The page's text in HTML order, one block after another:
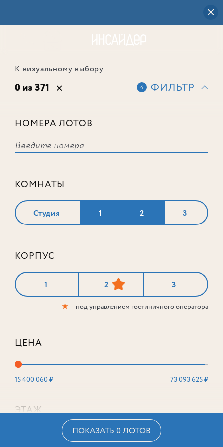
К визуальному выбору
0 из 371 4 ФИЛЬТР
НОМЕРА ЛОТОВ
КОМНАТЫ
Студия 1 2 3
КОРПУС
1 2 3
★— под управлением гостиничного оператора
ЦЕНА
15 400 060 ₽ 73 093 625 ₽
ЭТАЖ
ПОКАЗАТЬ 0 ЛОТОВ
соответствует ни одного лота